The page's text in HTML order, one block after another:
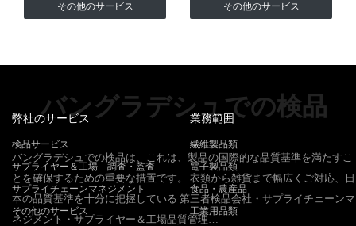
その他のサービス その他のサービス
バングラデシュでの検品
バングラデシュでの検品は、これは、製品の国際的な品質基準を満たすこ
とを確保するための重要な措置です。 衣類から雑貨まで幅広くご対応、日
本の品質基準を十分に把握している 第三者検品会社・サプライチェーンマ
ネジメント・サプライヤー＆工場品質管理…
弊社のサービス
検品サービス
サプライヤー＆工場 調査・監査
サプライチェーンマネジメント
その他のサービス
業務範囲
繊維製品類
電子製品類
食品・農産品
工業用品類